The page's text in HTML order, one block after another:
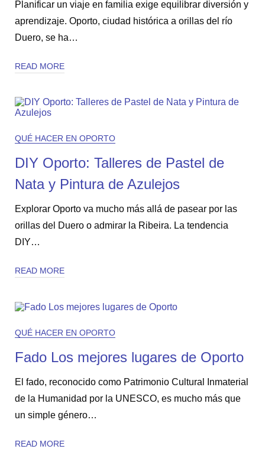
Planificar un viaje en familia exige equilibrar diversión y
aprendizaje. Oporto, ciudad histórica a orillas del río
Duero, se ha…
READ MORE
QUÉ HACER EN OPORTO
DIY Oporto: Talleres de Pastel de
Nata y Pintura de Azulejos
Explorar Oporto va mucho más allá de pasear por las
orillas del Duero o admirar la Ribeira. La tendencia
DIY…
READ MORE
QUÉ HACER EN OPORTO
Fado Los mejores lugares de Oporto
El fado, reconocido como Patrimonio Cultural Inmaterial
de la Humanidad por la UNESCO, es mucho más que
un simple género…
READ MORE